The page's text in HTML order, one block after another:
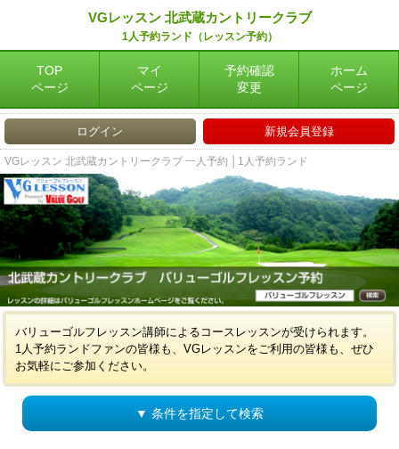
VGレッスン 北武蔵カントリークラブ
1人予約ランド（レッスン予約）
TOP
ページ
マイ
ページ
予約確認
変更
ホーム
ページ
ログイン 新規会員登録
VGレッスン 北武蔵カントリークラブ 一人予約 │1人予約ランド
バリューゴルフレッスン講師によるコースレッスンが受けられます。
1人予約ランドファンの皆様も、VGレッスンをご利用の皆様も、ぜひ
お気軽にご参加ください。
▼ 条件を指定して検索